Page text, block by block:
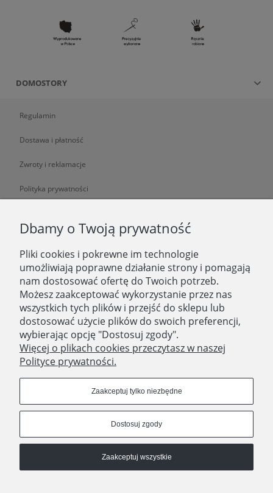
DOMOSTORY
Regulamin
Dostawa i płatność
Zwroty i reklamacje
Polityka prywatności
O NAS
O nas
Zatrudniamy
Blog
Kontakt
SKLEP STACJONARNY
ul. Aleja Legionów 44
Godziny otwarcia
Poniedziałek - Piątek 10:00 - 18:00
Dbamy o Twoją prywatność
Pliki cookies i pokrewne im technologie
umożliwiają poprawne działanie strony i pomagają
nam dostosować ofertę do Twoich potrzeb.
Możesz zaakceptować wykorzystanie przez nas
wszystkich tych plików i przejść do sklepu lub
dostosować użycie plików do swoich preferencji,
wybierając opcję "Dostosuj zgody".
Więcej o plikach cookies przeczytasz w naszej
Polityce prywatności.
Zaakceptuj tylko niezbędne
Dostosuj zgody
Zaakceptuj wszystkie